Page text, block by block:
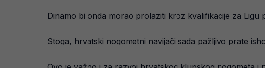
Dinamo bi onda morao prolaziti kroz kvalifikacije za Ligu
Stoga, hrvatski nogometni navijači sada pažljivo prate